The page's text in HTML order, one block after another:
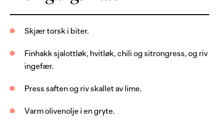
500 g
torskefilet, uten skinn og bein
2 fedd
ingefær, frisk
Skjær torsk i biter.
Finhakk sjalottløk, hvitløk, chili og sitrongress, og riv
ingefær.
Press saften og riv skallet av lime.
Varm olivenolje i en gryte.